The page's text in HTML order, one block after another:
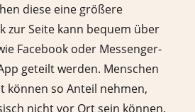
diese eine größere
zur Seite kann bequem über
Facebook oder Messenger-
geteilt werden. Menschen
können so Anteil nehmen,
nicht vor Ort sein können.